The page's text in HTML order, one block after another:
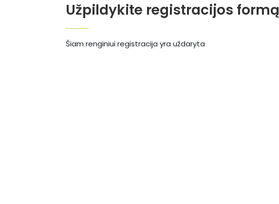
Užpildykite registracijos formą
Šiam renginiui registracija yra uždaryta